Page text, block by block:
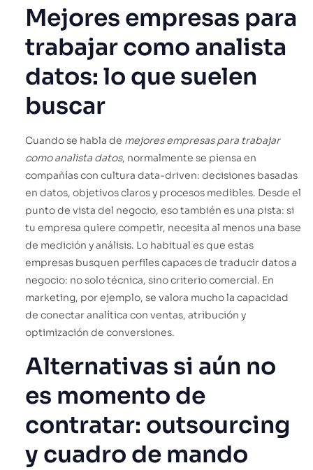
Mejores empresas para
trabajar como analista
datos: lo que suelen
buscar
Cuando se habla de mejores empresas para trabajar
como analista datos, normalmente se piensa en
compañías con cultura data-driven: decisiones basadas
en datos, objetivos claros y procesos medibles. Desde el
punto de vista del negocio, eso también es una pista: si
tu empresa quiere competir, necesita al menos una base
de medición y análisis. Lo habitual es que estas
empresas busquen perfiles capaces de traducir datos a
negocio: no solo técnica, sino criterio comercial. En
marketing, por ejemplo, se valora mucho la capacidad
de conectar analítica con ventas, atribución y
optimización de conversiones.
Alternativas si aún no
es momento de
contratar: outsourcing
y cuadro de mando